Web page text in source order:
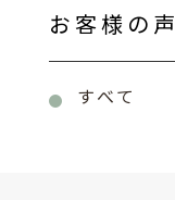
お客様の声
すべて